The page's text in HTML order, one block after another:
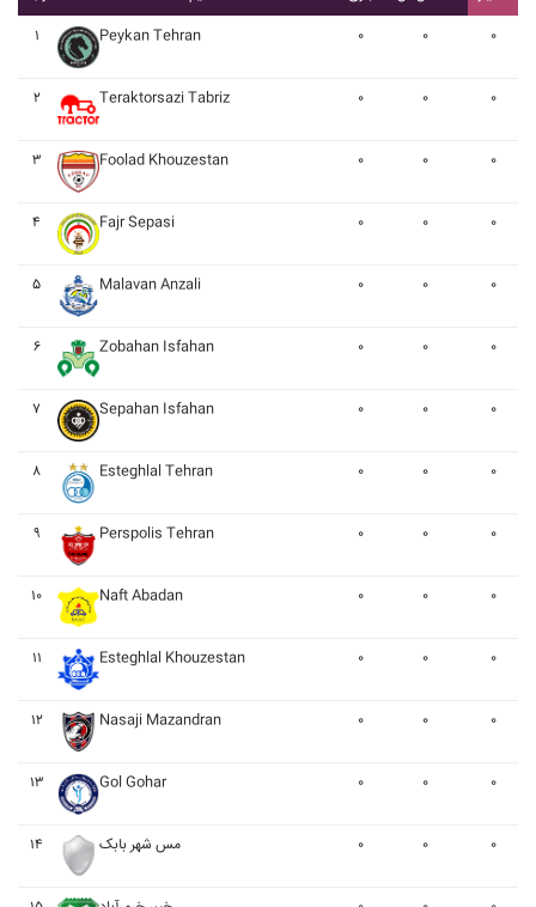
۱
Peykan Tehran ۰ ۰ ۰
۲ Teraktorsazi Tabriz ۰ ۰ ۰
۳ Foolad Khouzestan ۰ ۰ ۰
۴ Fajr Sepasi ۰ ۰ ۰
۵ Malavan Anzali ۰ ۰ ۰
۶ Zobahan Isfahan ۰ ۰ ۰
۷ Sepahan Isfahan ۰ ۰ ۰
۸ Esteghlal Tehran ۰ ۰ ۰
۹ Perspolis Tehran ۰ ۰ ۰
۱۰ Naft Abadan ۰ ۰ ۰
۱۱ Esteghlal Khouzestan ۰ ۰ ۰
۱۲ Nasaji Mazandran ۰ ۰ ۰
۱۳ Gol Gohar ۰ ۰ ۰
۱۴ مس شهر بابک ۰ ۰ ۰